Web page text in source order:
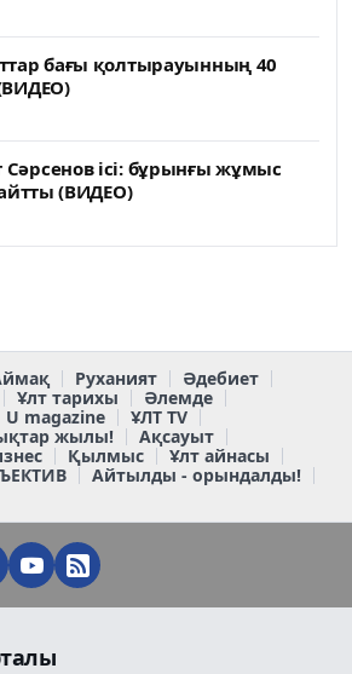
бағы қолтырауынның 40
ісі: бұрынғы жұмыс
(ВИДЕО)
Руханият
Әдебиет
Ұлт тарихы
Әлемде
U magazine
ҰЛТ TV
жылы!
Ақсауыт
Қылмыс
Ұлт айнасы
Айтылды - орындалды!